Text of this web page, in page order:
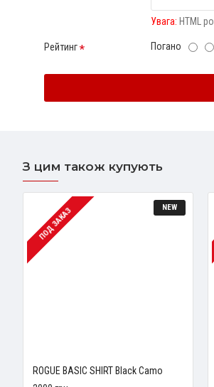
З цим також купують
NEW
ПОД ЗАКАЗ
ROGUE BASIC SHIRT Black Camo